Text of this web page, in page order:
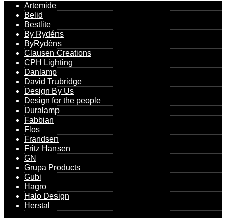
Artemide
Belid
Bestlite
By Rydéns
ByRydéns
Clausen Creations
CPH Lighting
Danlamp
David Trubridge
Design By Us
Design for the people
Duralamp
Fabbian
Flos
Frandsen
Fritz Hansen
GN
Grupa Products
Gubi
Hagro
Halo Design
Herstal